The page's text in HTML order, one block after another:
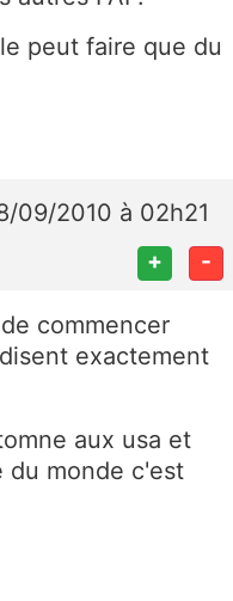
peut faire que du
09/2010 à 02h21
+ -
commencer
exactement
aux usa et
du monde c'est